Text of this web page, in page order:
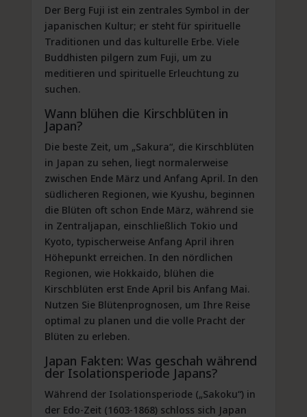
Der Berg Fuji ist ein zentrales Symbol in der
japanischen Kultur; er steht für spirituelle
Traditionen und das kulturelle Erbe. Viele
Buddhisten pilgern zum Fuji, um zu
meditieren und spirituelle Erleuchtung zu
suchen.
Wann blühen die Kirschblüten in
Japan?
Die beste Zeit, um „Sakura“, die Kirschblüten
in Japan zu sehen, liegt normalerweise
zwischen Ende März und Anfang April. In den
südlicheren Regionen, wie Kyushu, beginnen
die Blüten oft schon Ende März, während sie
in Zentraljapan, einschließlich Tokio und
Kyoto, typischerweise Anfang April ihren
Höhepunkt erreichen. In den nördlichen
Regionen, wie Hokkaido, blühen die
Kirschblüten erst Ende April bis Anfang Mai.
Nutzen Sie Blütenprognosen, um Ihre Reise
optimal zu planen und die volle Pracht der
Blüten zu erleben.
Japan Fakten: Was geschah während
der Isolationsperiode Japans?
Während der Isolationsperiode („Sakoku“) in
der Edo-Zeit (1603-1868) schloss sich Japan